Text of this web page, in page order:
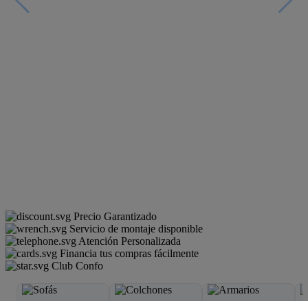
Precio Garantizado
Servicio de montaje disponible
Atención Personalizada
Financia tus compras fácilmente
Club Confo